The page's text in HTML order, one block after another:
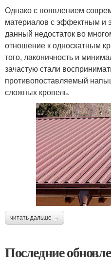
Однако с появлением
материалов с эффектным и
данный недостаток во
отношение к односкатным
того, лаконичность и
зачастую стали
противопоставляемый
сложных кровель.
читать дальше →
Последние